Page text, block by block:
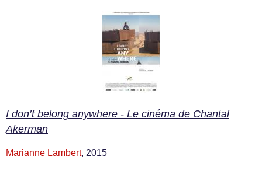
I don’t belong anywhere - Le cinéma de Chantal
Akerman
Marianne Lambert, 2015